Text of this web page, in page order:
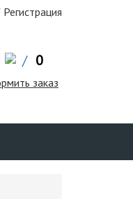
Регистрация
/ 0
заказ